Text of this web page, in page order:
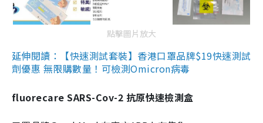
點擊圖片放大
延伸閱讀：【快速測試套裝】香港口罩品牌$19快速測試
劑優惠 無限購數量！可檢測Omicron病毒
fluorecare SARS-Cov-2 抗原快速檢測盒